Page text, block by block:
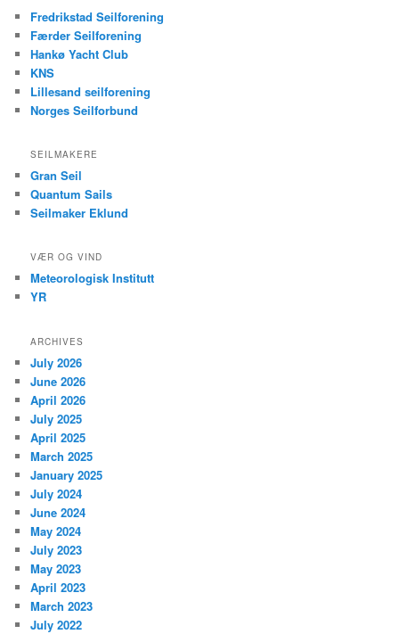
Fredrikstad Seilforening
Færder Seilforening
Hankø Yacht Club
KNS
Lillesand seilforening
Norges Seilforbund
SEILMAKERE
Gran Seil
Quantum Sails
Seilmaker Eklund
VÆR OG VIND
Meteorologisk Institutt
YR
ARCHIVES
July 2026
June 2026
April 2026
July 2025
April 2025
March 2025
January 2025
July 2024
June 2024
May 2024
July 2023
May 2023
April 2023
March 2023
July 2022